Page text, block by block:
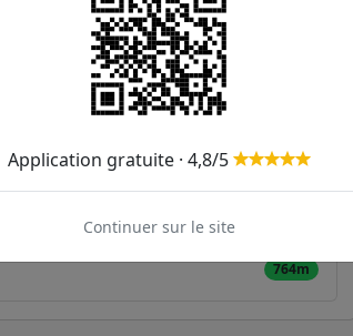
559m
764m
Application gratuite · 4,8/5
Continuer sur le site